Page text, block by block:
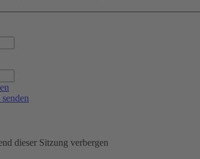
dieser Sitzung verbergen